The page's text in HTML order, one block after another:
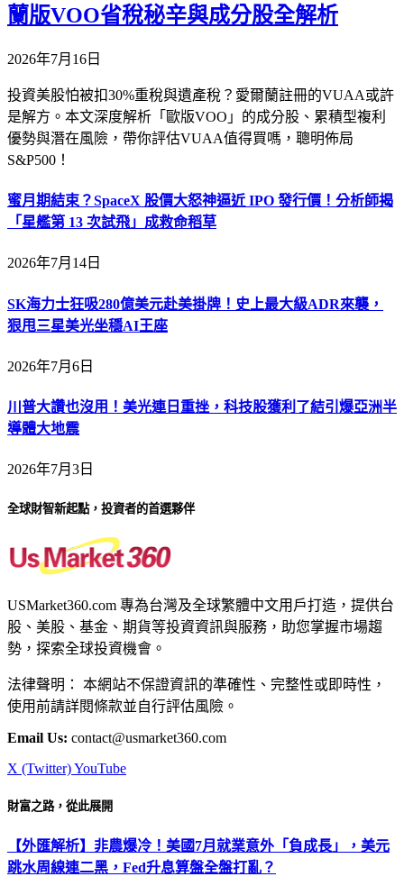
蘭版VOO省稅秘辛與成分股全解析
2026年7月16日
投資美股怕被扣30%重稅與遺產稅？愛爾蘭註冊的VUAA或許
是解方。本文深度解析「歐版VOO」的成分股、累積型複利
優勢與潛在風險，帶你評估VUAA值得買嗎，聰明佈局
S&P500！
蜜月期結束？SpaceX 股價大怒神逼近 IPO 發行價！分析師揭
「星艦第 13 次試飛」成救命稻草
2026年7月14日
SK海力士狂吸280億美元赴美掛牌！史上最大級ADR來襲，
狠甩三星美光坐穩AI王座
2026年7月6日
川普大讚也沒用！美光連日重挫，科技股獲利了結引爆亞洲半
導體大地震
2026年7月3日
全球財智新起點，投資者的首選夥伴
USMarket360.com 專為台灣及全球繁體中文用戶打造，提供台
股、美股、基金、期貨等投資資訊與服務，助您掌握市場趨
勢，探索全球投資機會。
法律聲明： 本網站不保證資訊的準確性、完整性或即時性，
使用前請詳閱條款並自行評估風險。
Email Us: contact@usmarket360.com
X (Twitter)YouTube
財富之路，從此展開
【外匯解析】非農爆冷！美國7月就業意外「負成長」，美元
跳水周線連二黑，Fed升息算盤全盤打亂？